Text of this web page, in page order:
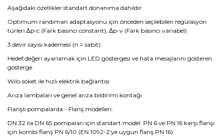
Aşağıdaki özellikler standart donanıma dahildir:
Optimum randıman adaptasyonu için önceden seçilebilen regülasyon
türleri Δp-c (Fark basıncı constant), Δp-v (Fark basıncı variabel)
3 devir sayısı kademesi (n = sabit)
Hedef değeri ayarlamak için LED göstergesi ve hata mesajlarını gösteren
gösterge
Wilo soket ile hızlı elektrik bağlantısı
Arıza lambaları ve genel arıza bildirimi kontağı
Flanşlı pompalarda - Flanş modelleri:
DN 32 ila DN 65 pompaları için standart model: PN 6 ve PN 16 karşı flanşı
için kombi flanş PN 6/10 (EN 1092-2'ye uygun flanş PN 16)